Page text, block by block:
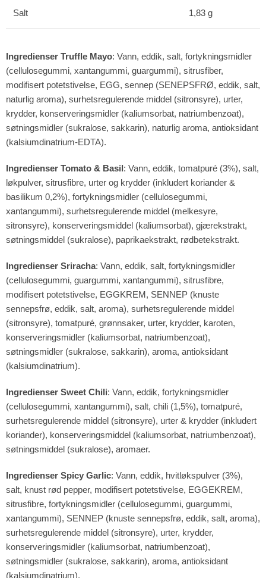
Salt 1,83 g
Ingredienser Truffle Mayo: Vann, eddik, salt, fortykningsmidler
(cellulosegummi, xantangummi, guargummi), sitrusfiber,
modifisert potetstivelse, EGG, sennep (SENEPSFRØ, eddik, salt,
naturlig aroma), surhetsregulerende middel (sitronsyre), urter,
krydder, konserveringsmidler (kaliumsorbat, natriumbenzoat),
søtningsmidler (sukralose, sakkarin), naturlig aroma, antioksidant
(kalsiumdinatrium-EDTA).
Ingredienser Tomato & Basil: Vann, eddik, tomatpuré (3%), salt,
løkpulver, sitrusfibre, urter og krydder (inkludert koriander &
basilikum 0,2%), fortykningsmidler (cellulosegummi,
xantangummi), surhetsregulerende middel (melkesyre,
sitronsyre), konserveringsmiddel (kaliumsorbat), gjærekstrakt,
søtningsmiddel (sukralose), paprikaekstrakt, rødbetekstrakt.
Ingredienser Sriracha: Vann, eddik, salt, fortykningsmidler
(cellulosegummi, guargummi, xantangummi), sitrusfibre,
modifisert potetstivelse, EGGKREM, SENNEP (knuste
sennepsfrø, eddik, salt, aroma), surhetsregulerende middel
(sitronsyre), tomatpuré, grønnsaker, urter, krydder, karoten,
konserveringsmidler (kaliumsorbat, natriumbenzoat),
søtningsmidler (sukralose, sakkarin), aroma, antioksidant
(kalsiumdinatrium).
Ingredienser Sweet Chili: Vann, eddik, fortykningsmidler
(cellulosegummi, xantangummi), salt, chili (1,5%), tomatpuré,
surhetsregulerende middel (sitronsyre), urter & krydder (inkludert
koriander), konserveringsmiddel (kaliumsorbat, natriumbenzoat),
søtningsmiddel (sukralose), aromaer.
Ingredienser Spicy Garlic: Vann, eddik, hvitløkspulver (3%),
salt, knust rød pepper, modifisert potetstivelse, EGGEKREM,
sitrusfibre, fortykningsmidler (cellulosegummi, guargummi,
xantangummi), SENNEP (knuste sennepsfrø, eddik, salt, aroma),
surhetsregulerende middel (sitronsyre), urter, krydder,
konserveringsmidler (kaliumsorbat, natriumbenzoat),
søtningsmidler (sukralose, sakkarin), aroma, antioksidant
(kalsiumdinatrium).